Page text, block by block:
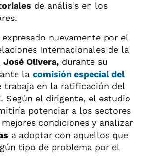
de análisis en los
nuevamente por el
Internacionales de la
José Olivera, durante su
la comisión especial del
trabaja en la ratificación del
Según el dirigente, el estudio
potenciar a los sectores
condiciones y analizar
a adoptar con aquellos que
tipo de problema por el